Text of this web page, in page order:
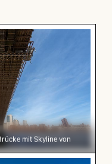
Schweiz
Brücke mit
mit Skyline von
Yum Balam Flora